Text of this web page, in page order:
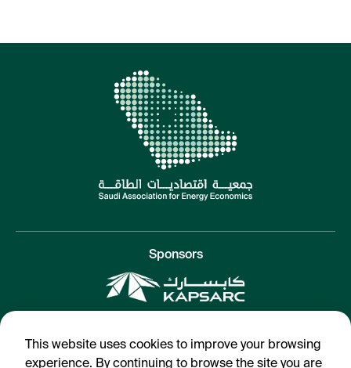
This website uses cookies to improve your browsing
experience. By continuing to browse the site you are
Sponsors
Terms & Conditions